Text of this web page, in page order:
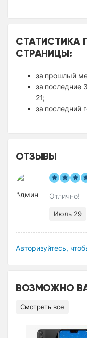
СТАТИСТИКА
СТРАНИЦЫ:
за прошлый
за последние
21;
за последний
ОТЗЫВЫ
Отлично!
Июль 29
Авторизуйтесь,
ВОЗМОЖНО
Смотреть все